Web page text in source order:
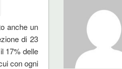
anche un
di 23
17% delle
con ogni